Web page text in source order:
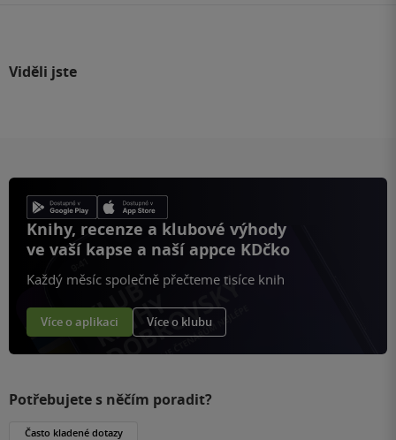
Viděli jste
Knihy, recenze a klubové výhody
ve vaší kapse a naší appce KDčko
Každý měsíc společně přečteme tisíce knih
Více o aplikaci Více o klubu
Potřebujete s něčím poradit?
Často kladené dotazy